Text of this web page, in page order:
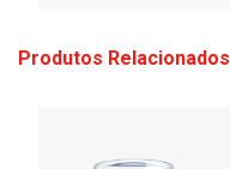
Produtos Relacionados